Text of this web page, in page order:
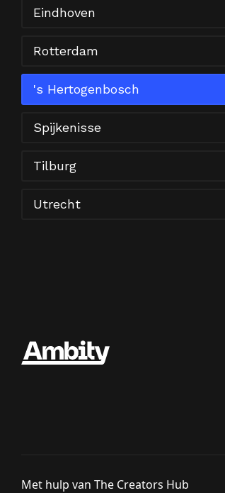
Eindhoven
Rotterdam
's Hertogenbosch
Spijkenisse
Tilburg
Utrecht
Met hulp van The Creators Hub